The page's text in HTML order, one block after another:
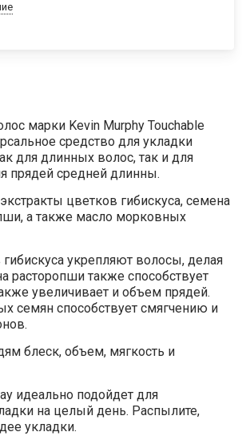
марки Kevin Murphy Touchable
средство для укладки
для длинных волос, так и для
прядей средней длинны.
цветков гибискуса, семена
а также масло морковных
гибискуса укрепляют волосы, делая
расторопши также способствует
увеличивает и объем прядей.
семян способствует смягчению и
блеск, объем, мягкость и
идеально подойдет для
на целый день. Распылите,
укладки.